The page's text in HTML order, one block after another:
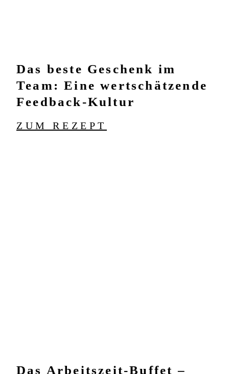
Das beste Geschenk im
Team: Eine wertschätzende
Feedback-Kultur
ZUM REZEPT
Das Arbeitszeit-Buffet –